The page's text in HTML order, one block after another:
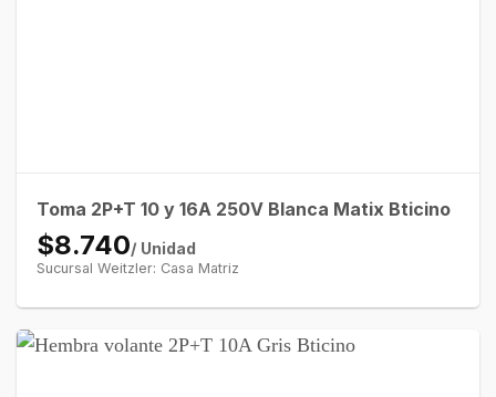
Toma 2P+T 10 y 16A 250V Blanca Matix Bticino
$8.740/ Unidad
Sucursal Weitzler: Casa Matriz